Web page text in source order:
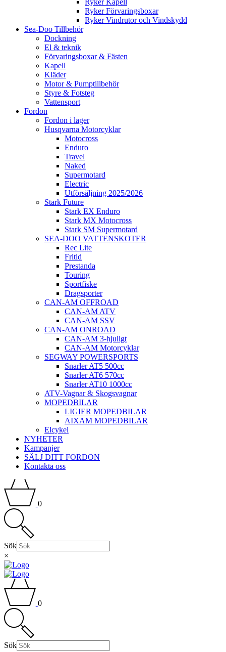
Ryker Kapell
Ryker Förvaringsboxar
Ryker Vindrutor och Vindskydd
Sea-Doo Tillbehör
Dockning
El & teknik
Förvaringsboxar & Fästen
Kapell
Kläder
Motor & Pumptillbehör
Styre & Fotsteg
Vattensport
Fordon
Fordon i lager
Husqvarna Motorcyklar
Motocross
Enduro
Travel
Naked
Supermotard
Electric
Utförsäljning 2025/2026
Stark Future
Stark EX Enduro
Stark MX Motocross
Stark SM Supermotard
SEA-DOO VATTENSKOTER
Rec Lite
Fritid
Prestanda
Touring
Sportfiske
Dragsporter
CAN-AM OFFROAD
CAN-AM ATV
CAN-AM SSV
CAN-AM ONROAD
CAN-AM 3-hjuligt
CAN-AM Motorcyklar
SEGWAY POWERSPORTS
Snarler AT5 500cc
Snarler AT6 570cc
Snarler AT10 1000cc
ATV-Vagnar & Skogsvagnar
MOPEDBILAR
LIGIER MOPEDBILAR
AIXAM MOPEDBILAR
Elcykel
NYHETER
Kampanjer
SÄLJ DITT FORDON
Kontakta oss
0
Sök
×
0
Sök